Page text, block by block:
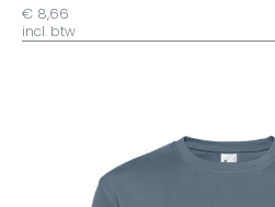
€ 8,66
incl. btw